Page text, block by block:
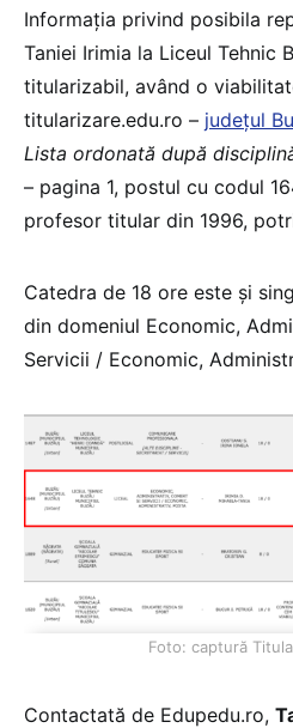
Informația privind posibila
Taniei Irimia la Liceul Tehnic
titularizabil, având o
titularizare.edu.ro – județul
Lista ordonată după
– pagina 1, postul cu codul
profesor titular din 1996,
Catedra de 18 ore este și
din domeniul Economic,
Servicii / Economic,
Foto: captură
Contactată de Edupedu.ro,